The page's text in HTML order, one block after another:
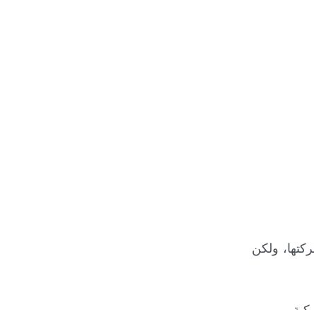
ولكن